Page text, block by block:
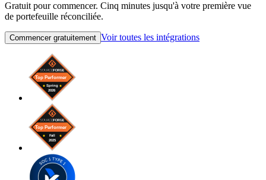
Gratuit pour commencer. Cinq minutes jusqu'à votre première vue
de portefeuille réconciliée.
Commencer gratuitement Voir toutes les intégrations